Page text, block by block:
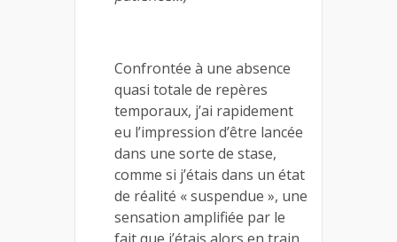
Confrontée à une absence
quasi totale de repères
temporaux, j’ai rapidement
eu l’impression d’être lancée
dans une sorte de stase,
comme si j’étais dans un état
de réalité « suspendue », une
sensation amplifiée par le